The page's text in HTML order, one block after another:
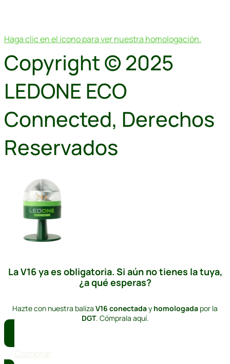
Haga clic en el icono para ver nuestra homologación.
Copyright © 2025
LEDONE ECO
Connected, Derechos
Reservados
La V16 ya es obligatoria. Si aún no tienes la tuya,
¿a qué esperas?
Hazte con nuestra baliza V16 conectaday homologada por la
DGT. Cómprala aquí.